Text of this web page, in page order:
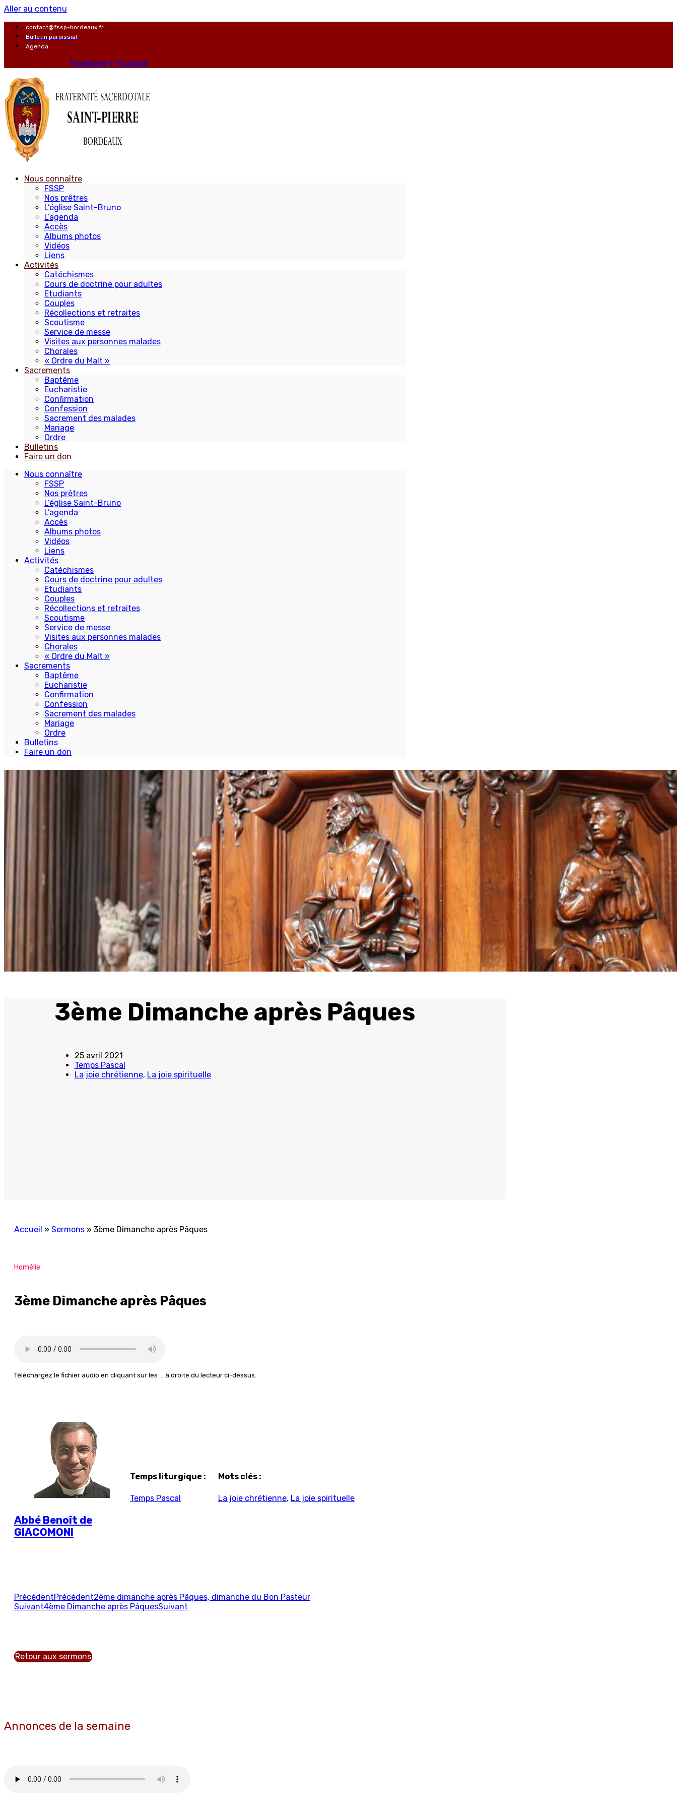
Aller au contenu
contact@fssp-bordeaux.fr
Bulletin paroissial
Agenda
Facebook-f Youtube
Nous connaître
FSSP
Nos prêtres
L’église Saint-Bruno
L’agenda
Accès
Albums photos
Vidéos
Liens
Activités
Catéchismes
Cours de doctrine pour adultes
Etudiants
Couples
Récollections et retraites
Scoutisme
Service de messe
Visites aux personnes malades
Chorales
« Ordre du Malt »
Sacrements
Baptême
Eucharistie
Confirmation
Confession
Sacrement des malades
Mariage
Ordre
Bulletins
Faire un don
Nous connaître
FSSP
Nos prêtres
L’église Saint-Bruno
L’agenda
Accès
Albums photos
Vidéos
Liens
Activités
Catéchismes
Cours de doctrine pour adultes
Etudiants
Couples
Récollections et retraites
Scoutisme
Service de messe
Visites aux personnes malades
Chorales
« Ordre du Malt »
Sacrements
Baptême
Eucharistie
Confirmation
Confession
Sacrement des malades
Mariage
Ordre
Bulletins
Faire un don
3ème Dimanche après Pâques
25 avril 2021
Temps Pascal
La joie chrétienne, La joie spirituelle
Accueil » Sermons » 3ème Dimanche après Pâques
Homélie
3ème Dimanche après Pâques
Téléchargez le fichier audio en cliquant sur les … à droite du lecteur ci-dessus.
Abbé Benoît de
GIACOMONI
Temps liturgique :
Temps Pascal
Mots clés :
La joie chrétienne, La joie spirituelle
PrécédentPrécédent2ème dimanche après Pâques, dimanche du Bon Pasteur
Suivant4ème Dimanche après PâquesSuivant
Retour aux sermons
Annonces de la semaine